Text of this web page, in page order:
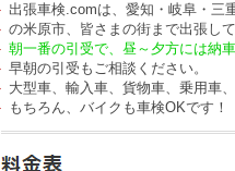
出張車検.comは、愛知・岐阜・三
の米原市、皆さまの街まで出張し
朝一番の引受で、昼～夕方には納車
早朝の引受もご相談ください。
大型車、輸入車、貨物車、乗用車
もちろん、バイクも車検OKです！